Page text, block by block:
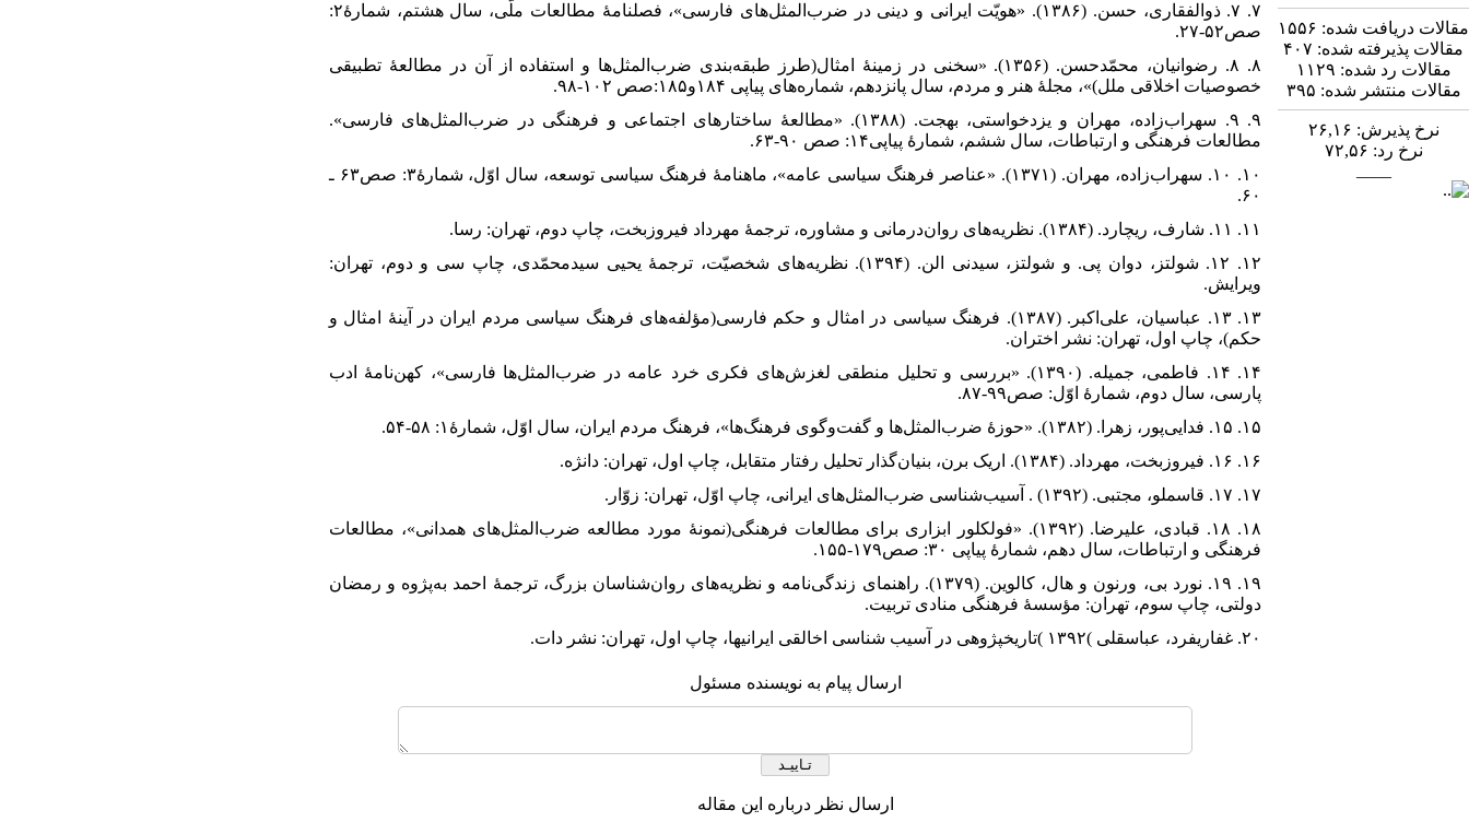
مقالات دریافت شده: ۱۵۵۶
مقالات پذیرفته شده: ۴۰۷
مقالات رد شده: ۱۱۲۹
مقالات منتشر شده: ۳۹۵
نرخ پذیرش: ۲۶,۱۶
نرخ رد: ۷۲,۵۶
۷. ۷. ذوالفقاری، حسن. (۱۳۸۶). «هویّت ایرانی و دینی در ضرب‌المثل‌های فارسی»، فصلنامۀ مطالعات ملّی، سال هشتم، شمارۀ۲:
صص۵۲-۲۷.
۸. ۸. رضوانیان، محمّدحسن. (۱۳۵۶). «سخنی در زمینۀ امثال(طرز طبقه‌بندی ضرب‌المثل‌ها و استفاده از آن در مطالعۀ تطبیقی
خصوصیات اخلاقی ملل)»، مجلۀ هنر و مردم، سال پانزدهم، شماره‌های پیاپی ۱۸۴و۱۸۵:صص ۱۰۲-۹۸.
۹. ۹. سهراب‌زاده، مهران و یزدخواستی، بهجت. (۱۳۸۸). «مطالعۀ ساختارهای اجتماعی و فرهنگی در ضرب‌المثل‌های فارسی».
مطالعات فرهنگی و ارتباطات، سال ششم، شمارۀ پیاپی۱۴: صص ۹۰-۶۳.
۱۰. ۱۰. سهراب‌زاده، مهران. (۱۳۷۱). «عناصر فرهنگ سیاسی عامه»، ماهنامۀ فرهنگ سیاسی توسعه، سال اوّل، شمارۀ۳: صص۶۳ ـ
۶۰.
۱۱. ۱۱. شارف، ریچارد. (۱۳۸۴). نظریه‌های روان‌درمانی و مشاوره، ترجمۀ مهرداد فیروزبخت، چاپ دوم، تهران: رسا.
۱۲. ۱۲. شولتز، دوان پی. و شولتز، سیدنی الن. (۱۳۹۴). نظریه‌های شخصیّت، ترجمۀ یحیی سیدمحمّدی، چاپ سی و دوم، تهران:
ویرایش.
۱۳. ۱۳. عباسیان، علی‌اکبر. (۱۳۸۷). فرهنگ سیاسی در امثال و حکم فارسی(مؤلفه‌های فرهنگ سیاسی مردم ایران در آینۀ امثال و
حکم)، چاپ اول، تهران: نشر اختران.
۱۴. ۱۴. فاطمی، جمیله. (۱۳۹۰). «بررسی و تحلیل منطقی لغزش‌های فکری خرد عامه در ضرب‌المثل‌ها فارسی»، کهن‌نامۀ ادب
پارسی، سال دوم، شمارۀ اوّل: صص۹۹-۸۷.
۱۵. ۱۵. فدایی‌پور، زهرا. (۱۳۸۲). «حوزۀ ضرب‌المثل‌ها و گفت‌وگوی فرهنگ‌ها»، فرهنگ مردم ایران، سال اوّل، شمارۀ۱: ۵۸-۵۴.
۱۶. ۱۶. فیروزبخت، مهرداد. (۱۳۸۴). اریک برن، بنیان‌گذار تحلیل رفتار متقابل، چاپ اول، تهران: دانژه.
۱۷. ۱۷. قاسملو، مجتبی. (۱۳۹۲) . آسیب‌شناسی ضرب‌المثل‌‌های ایرانی، چاپ اوّل، تهران: زوّار.
۱۸. ۱۸. قبادی، علیرضا. (۱۳۹۲). «فولکلور ابزاری برای مطالعات فرهنگی(نمونۀ مورد مطالعه ضرب‌المثل‌های همدانی»، مطالعات
فرهنگی و ارتباطات، سال دهم، شمارۀ پیاپی ۳۰: صص۱۷۹-۱۵۵.
۱۹. ۱۹. نورد بی، ورنون و هال، کالوین. (۱۳۷۹). راهنمای زندگی‌نامه و نظریه‌های روان‌شناسان بزرگ، ترجمۀ احمد به‌پژوه و رمضان
دولتی، چاپ سوم، تهران: مؤسسۀ فرهنگی منادی تربیت.
۲۰. غفاریفرد، عباسقلی )۱۳۹۲ )تاریخپژوهی در آسیب شناسی اخالقی ایرانیها، چاپ اول، تهران: نشر دات.
ارسال پیام به نویسنده مسئول
ارسال نظر درباره این مقاله